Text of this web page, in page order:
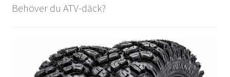
Behöver du ATV-däck?